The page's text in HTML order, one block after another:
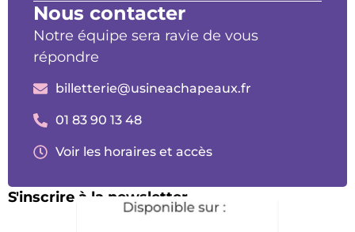
Nous contacter
Notre équipe sera ravie de vous
répondre
billetterie@usineachapeaux.fr
01 83 90 13 48
Voir les horaires et accès
S'inscrire à la newsletter